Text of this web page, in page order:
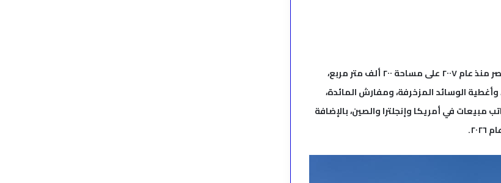
جدير بالذكر ان شركة KCG التركية للمنسوجات، التي تستثمر في مصر منذ عام ٢٠٠٧ على مساحة ٢٠٠ ألف متر مربع،
الوسائد المزخرفة، ومفارش المائدة،
في أمريكا وإنجلترا والصين، بالإضافة